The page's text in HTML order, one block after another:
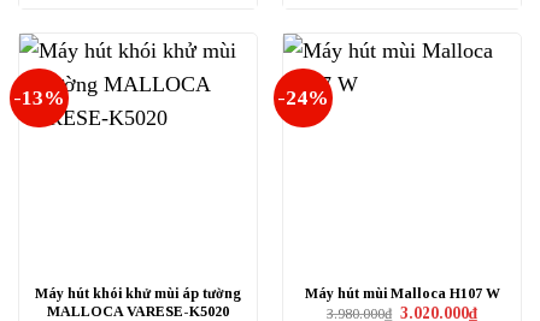
10.210.000₫.
-13%
Máy hút khói khử mùi áp tường
MALLOCA VARESE-K5020
-24%
Máy hút mùi Malloca H107 W
3.980.000₫ Giá
3.020.000₫Giá